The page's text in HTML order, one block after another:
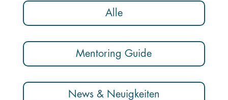
Alle
Mentoring Guide
News & Neuigkeiten